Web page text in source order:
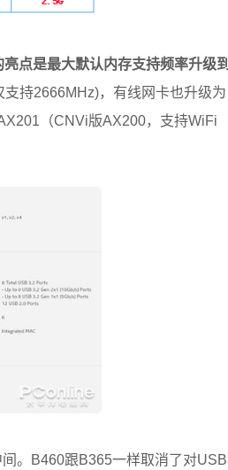
亮点是最大默认内存支持频率升级到
持2666MHz)，有线网卡也升级为
（CNVi版AX200，支持WiFi
间。B460跟B365一样取消了对USB